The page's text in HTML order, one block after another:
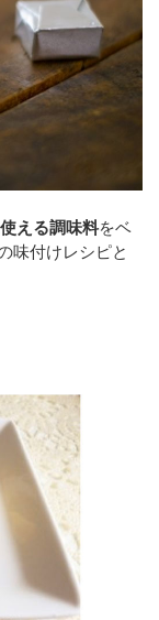
える調味料をベ
味付けレシピと